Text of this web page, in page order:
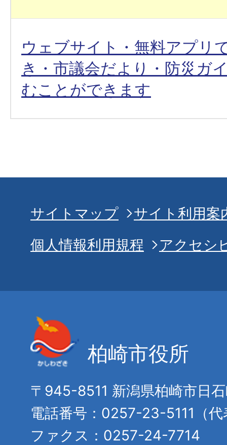
ウェブサイト・無料アプリ
き・市議会だより・防災ガ
むことができます
サイトマップ
サイト利用案
個人情報利用規程
アクセシ
柏崎市役所
〒945-8511 新潟県柏崎市日
電話番号：0257-23-5111（代
ファクス：0257-24-7714